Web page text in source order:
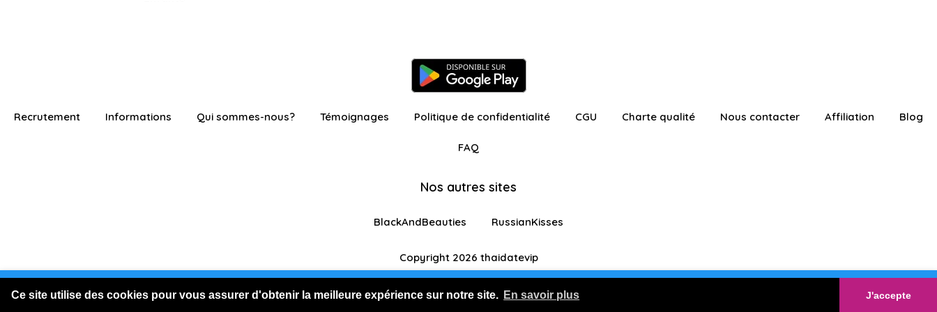
Ce site utilise des cookies pour vous assurer d'obtenir la meilleure expérience sur notre site. En savoir plus J'accepte
Vous êtes connecté en visiteur avec fonctionnalités restreintes Je m'inscris GRATUITEMENT
Recrutement Informations Qui sommes-nous? Témoignages Politique de confidentialité CGU Charte qualité Nous contacter Affiliation Blog
FAQ
Nos autres sites
BlackAndBeauties RussianKisses
Copyright 2026 thaidatevip